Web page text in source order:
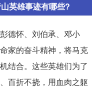
英雄事迹有哪些?
德怀、刘伯承、邓小
家的奋斗精神，将马克
结合。这些英雄们为了
百折不挠，用血肉之躯